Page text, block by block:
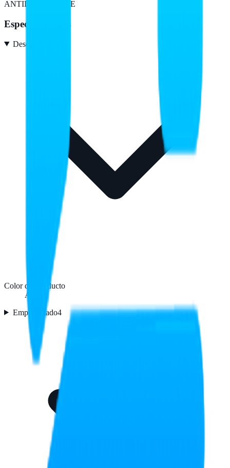
ANTIDESLIZANTE
Especificaciones
Desempeño
Color del producto
Azul
Empaquetado4